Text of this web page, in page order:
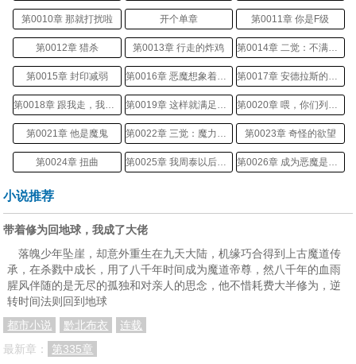
第0010章 那就打扰啦 开个单章 第0011章 你是F级
第0012章 猎杀 第0013章 行走的炸鸡 第0014章 二觉：不满足的饥饿
第0015章 封印减弱 第0016章 恶魔想象着天使
第0021章 他是魔鬼 第0023章 奇怪的欲望
第0024章 扭曲 第0025章 我周泰以后就是你的盾牌
第0027章 魔法石没了
第0033章 还是青铜 第0034章 骚动 第0035章 暗戟
第0036章 例行检查 第0037章 一般的道德标准：我不是好人 第0038章 继续狩猎
第0039章 地狱犬
第0042章 了解装备 第0043章 你疯了？
小说推荐
带着修为回地球，我成了大佬
落魄少年坠崖，却意外重生在九天大陆，机缘巧合得到上古魔道传
承，在杀戮中成长，用了八千年时间成为魔道帝尊，然八千年的血雨
腥风伴随的是无尽的孤独和对亲人的思念，他不惜耗费大半修为，逆
转时间法则回到地球
都市小说
黔北布衣
连载
最新章：
第335章